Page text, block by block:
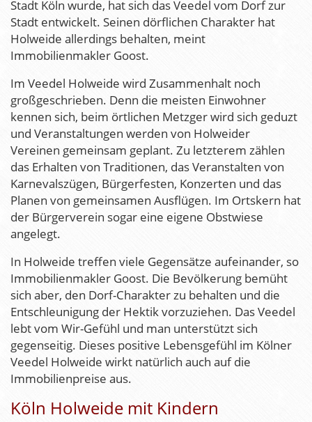
Stadt Köln wurde, hat sich das Veedel vom Dorf zur
Stadt entwickelt. Seinen dörflichen Charakter hat
Holweide allerdings behalten, meint
Immobilienmakler Goost.
Im Veedel Holweide wird Zusammenhalt noch
großgeschrieben. Denn die meisten Einwohner
kennen sich, beim örtlichen Metzger wird sich geduzt
und Veranstaltungen werden von Holweider
Vereinen gemeinsam geplant. Zu letzterem zählen
das Erhalten von Traditionen, das Veranstalten von
Karnevalszügen, Bürgerfesten, Konzerten und das
Planen von gemeinsamen Ausflügen. Im Ortskern hat
der Bürgerverein sogar eine eigene Obstwiese
angelegt.
In Holweide treffen viele Gegensätze aufeinander, so
Immobilienmakler Goost. Die Bevölkerung bemüht
sich aber, den Dorf-Charakter zu behalten und die
Entschleunigung der Hektik vorzuziehen. Das Veedel
lebt vom Wir-Gefühl und man unterstützt sich
gegenseitig. Dieses positive Lebensgefühl im Kölner
Veedel Holweide wirkt natürlich auch auf die
Immobilienpreise aus.
Köln Holweide mit Kindern